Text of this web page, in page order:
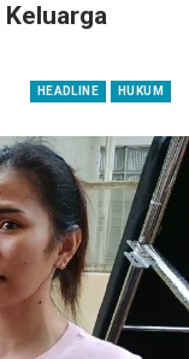
Keluarga
HEADLINE HUKUM